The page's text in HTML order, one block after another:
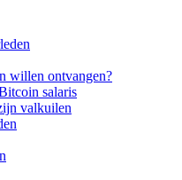
willen ontvangen?
salaris
valkuilen